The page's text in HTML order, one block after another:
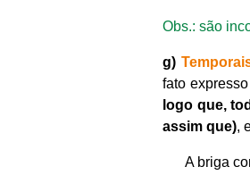
Obs.: são
g)
fato
logo que,
assim que),
A briga